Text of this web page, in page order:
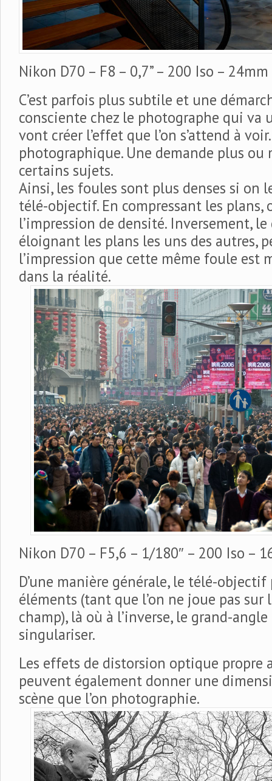
Nikon D70 – F8 – 0,7” – 200 Iso – 24mm
C’est parfois plus subtile et une
consciente chez le photographe qui va
vont créer l’effet que l’on s’attend à
photographique. Une demande plus ou
certains sujets.
Ainsi, les foules sont plus denses si on
télé-objectif. En compressant les plans,
l’impression de densité. Inversement,
éloignant les plans les uns des autres,
l’impression que cette même foule est
dans la réalité.
Nikon D70 – F5,6 – 1/180″ – 200 Iso –
D’une manière générale, le télé-objectif
éléments (tant que l’on ne joue pas sur
champ), là où à l’inverse, le grand-
singulariser.
Les effets de distorsion optique propre
peuvent également donner une
scène que l’on photographie.